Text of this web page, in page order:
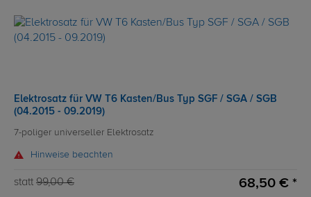
Elektrosatz für VW T6 Kasten/Bus Typ SGF / SGA / SGB
(04.2015 - 09.2019)
7-poliger universeller Elektrosatz
Hinweise beachten
statt 99,00 € 68,50 € *